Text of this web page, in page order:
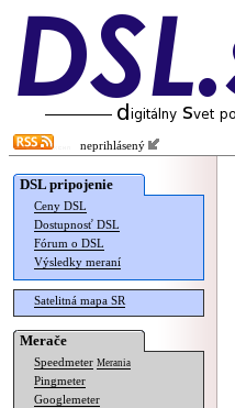
neprihlásený
DSL pripojenie
Ceny DSL
Dostupnosť DSL
Fórum o DSL
Výsledky meraní
Satelitná mapa SR
Merače
Speedmeter Merania
Pingmeter
Googlemeter